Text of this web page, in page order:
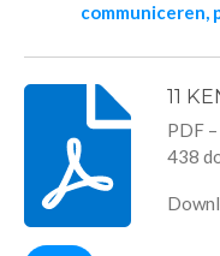
communiceren,
11
PDF
438